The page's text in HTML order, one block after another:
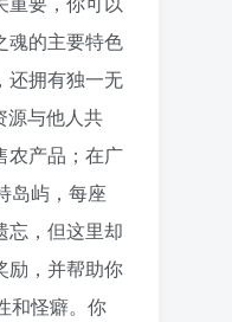
魂的主要特色
还拥有独一无
源与他人共
农产品；在广
岛屿，每座
忘，但这里却
励，并帮助你
和怪癖。你